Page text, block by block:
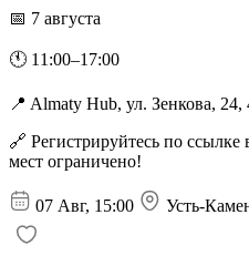
📅 7 августа
🕚 11:00–17:00
📍 Almaty Hub, ул. Зенкова, 24,
🔗 Регистрируйтесь по
мест ограничено!
07 Авг, 15:00 Усть-